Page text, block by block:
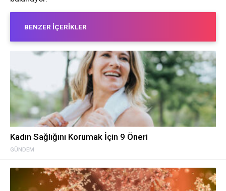
BENZER İÇERIKLER
GÜNDEM
Kadın Sağlığını Korumak İçin 9 Öneri